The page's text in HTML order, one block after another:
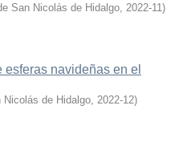
San Nicolás de Hidalgo, 2022-11)
navideñas en el
Nicolás de Hidalgo, 2022-12)